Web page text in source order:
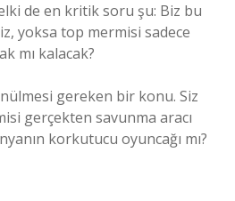
de en kritik soru şu: Biz bu
yoksa top mermisi sadece
mı kalacak?
gereken bir konu. Siz
gerçekten savunma aracı
korkutucu oyuncağı mı?